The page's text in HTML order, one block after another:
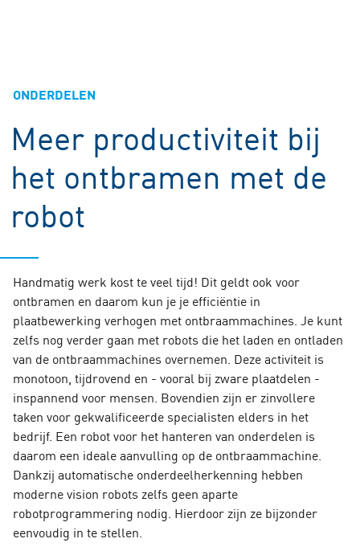
ONDERDELEN
Meer productiviteit bij
het ontbramen met de
robot
Handmatig werk kost te veel tijd! Dit geldt ook voor
ontbramen en daarom kun je je efficiëntie in
plaatbewerking verhogen met ontbraammachines. Je kunt
zelfs nog verder gaan met robots die het laden en ontladen
van de ontbraammachines overnemen. Deze activiteit is
monotoon, tijdrovend en - vooral bij zware plaatdelen -
inspannend voor mensen. Bovendien zijn er zinvollere
taken voor gekwalificeerde specialisten elders in het
bedrijf. Een robot voor het hanteren van onderdelen is
daarom een ideale aanvulling op de ontbraammachine.
Dankzij automatische onderdeelherkenning hebben
moderne vision robots zelfs geen aparte
robotprogrammering nodig. Hierdoor zijn ze bijzonder
eenvoudig in te stellen.